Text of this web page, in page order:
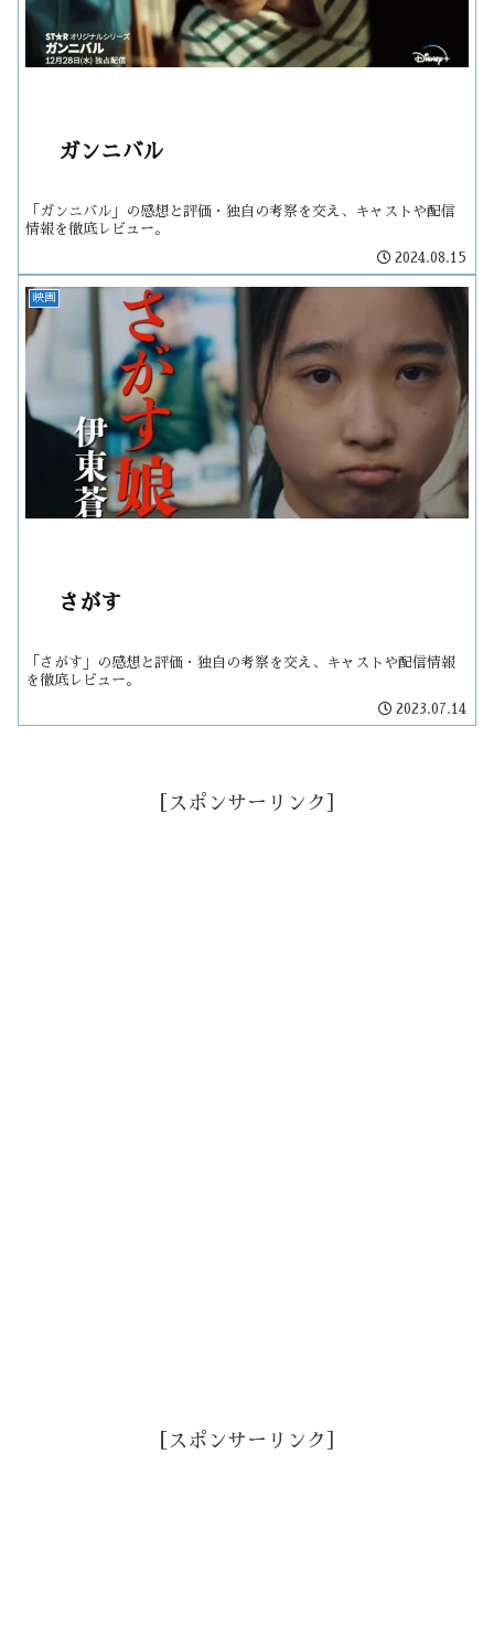
ガンニバル
「ガンニバル」の感想と評価・独自の考察を交え、キャストや配信
情報を徹底レビュー。
2024.08.15
映画
さがす
「さがす」の感想と評価・独自の考察を交え、キャストや配信情報
を徹底レビュー。
2023.07.14
［スポンサーリンク］
［スポンサーリンク］